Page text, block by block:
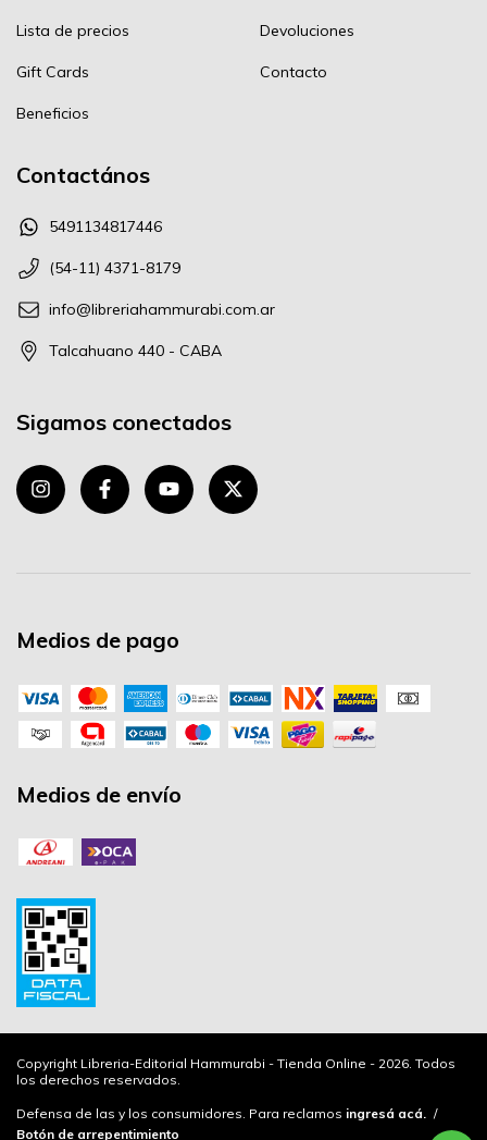
Lista de precios
Gift Cards
Beneficios
Devoluciones
Contacto
Contactános
5491134817446
(54-11) 4371-8179
info@libreriahammurabi.com.ar
Talcahuano 440 - CABA
Sigamos conectados
Medios de pago
Medios de envío
Copyright Libreria-Editorial Hammurabi - Tienda Online - 2026. Todos
los derechos reservados.
Defensa de las y los consumidores. Para reclamos ingresá acá. /
Botón de arrepentimiento